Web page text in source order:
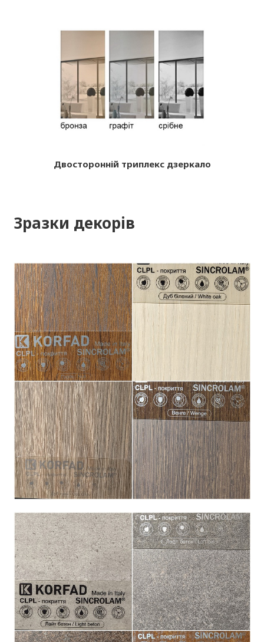
Двосторонній триплекс дзеркало
Зразки декорів